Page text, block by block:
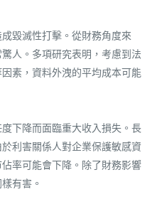
毀滅性打擊。從財務角度來
人。多項研究表明，考慮到法
素，資料外洩的平均成本可能
下降而面臨重大收入損失。長
利害關係人對企業保護敏感資
率可能會下降。除了財務影響
有害。